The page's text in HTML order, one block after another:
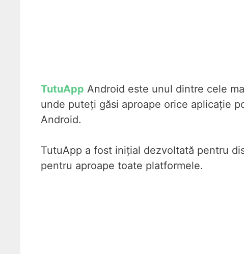
TutuApp Android este unul dintre cele
unde puteți găsi aproape orice aplicație
Android.
TutuApp a fost inițial dezvoltată pentru
pentru aproape toate platformele.